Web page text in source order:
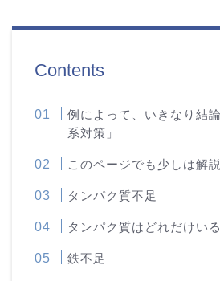
Contents
例によって、いきなり結
系対策」
このページでも少しは解
タンパク質不足
タンパク質はどれだけい
鉄不足